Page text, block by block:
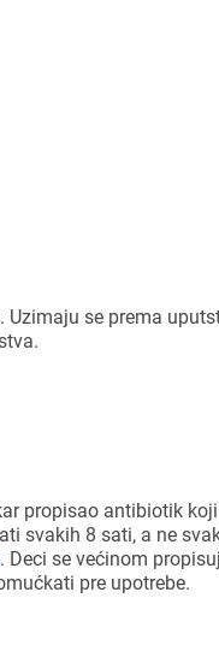
se prema
propisao antibiotik
svakih 8 sati, a ne
. Deci se većinom
pre upotrebe.